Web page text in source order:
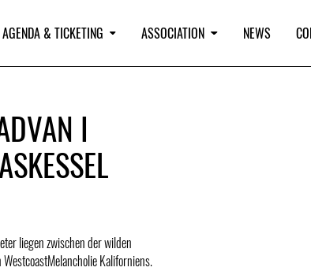
AGENDA & TICKETING ASSOCIATION NEWS
I
liegen zwischen der wilden
Kaliforniens.